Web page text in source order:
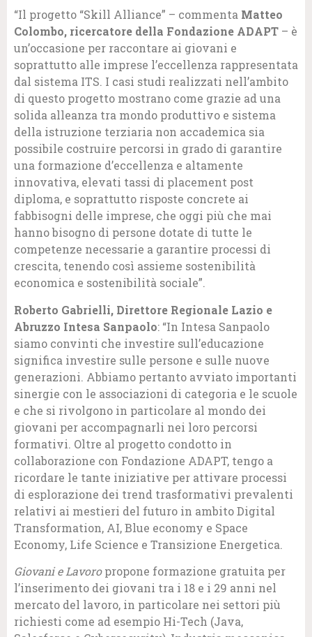
“Il progetto “Skill Alliance” – commenta Matteo
Colombo, ricercatore della Fondazione ADAPT – è
un’occasione per raccontare ai giovani e
soprattutto alle imprese l’eccellenza rappresentata
dal sistema ITS. I casi studi realizzati nell’ambito
di questo progetto mostrano come grazie ad una
solida alleanza tra mondo produttivo e sistema
della istruzione terziaria non accademica sia
possibile costruire percorsi in grado di garantire
una formazione d’eccellenza e altamente
innovativa, elevati tassi di placement post
diploma, e soprattutto risposte concrete ai
fabbisogni delle imprese, che oggi più che mai
hanno bisogno di persone dotate di tutte le
competenze necessarie a garantire processi di
crescita, tenendo così assieme sostenibilità
economica e sostenibilità sociale”.
Roberto Gabrielli, Direttore Regionale Lazio e
Abruzzo Intesa Sanpaolo: “In Intesa Sanpaolo
siamo convinti che investire sull’educazione
significa investire sulle persone e sulle nuove
generazioni. Abbiamo pertanto avviato importanti
sinergie con le associazioni di categoria e le scuole
e che si rivolgono in particolare al mondo dei
giovani per accompagnarli nei loro percorsi
formativi. Oltre al progetto condotto in
collaborazione con Fondazione ADAPT, tengo a
ricordare le tante iniziative per attivare processi
di esplorazione dei trend trasformativi prevalenti
relativi ai mestieri del futuro in ambito Digital
Transformation, AI, Blue economy e Space
Economy, Life Science e Transizione Energetica.
Giovani e Lavoropropone formazione gratuita per
l’inserimento dei giovani tra i 18 e i 29 anni nel
mercato del lavoro, in particolare nei settori più
richiesti come ad esempio Hi-Tech (Java,